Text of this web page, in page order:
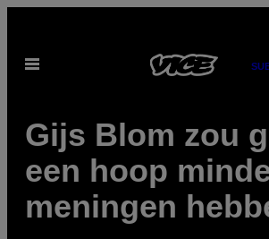
de Open
Gijs Blom zou
een hoop
meningen